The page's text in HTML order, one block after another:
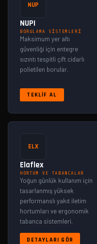
NUP
NUPI
BORULAMA SISTEMLERI
Maksimum yer altı
güvenliği için entegre
sızıntı tespitli çift cidarlı
polietilen borular.
TEKLIF AL
ELX
Elaflex
HORTUM VE TABANCALAR
Yoğun günlük kullanım için
tasarlanmış yüksek
performanslı yakıt iletim
hortumları ve ergonomik
tabanca sistemleri.
DETAYLARI GÖR